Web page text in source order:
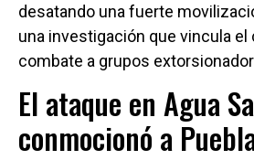
desatando una fuerte
una investigación que vincula el
combate a grupos
El ataque en Agua
conmocionó a